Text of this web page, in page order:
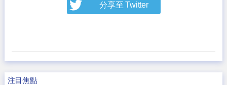
分享至 Twitter
注目焦點